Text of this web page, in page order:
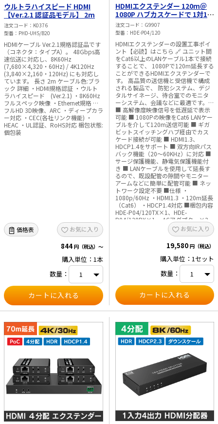
ウルトラハイスピード HDMI
【Ver.2.1 認証品モデル】 2m
注文コード
K0376
型番
PHD-UHS/B20
HDMIケーブル Ver.2.1規格認証品です
（コネクタ：タイプA）。 48Gbps高
速伝送に対応し、8K60Hz
(7,680×4,320・60Hz) / 4K120Hz
(3,840×2,160・120Hz) にも対応し
ています。 長さ 2m ケーブル色:ブラ
ック 詳細 ・HDMI規格認証 ・ウルト
ラハイスピード (Ver.2.1) ・8K60Hz
フルスペック映像 ・Ethernet規格 ・
フルHD 3D映像、ARC ・ディープカラ
ー対応 ・CEC(各社リンク機能) ・
HEAC ・UL認証、RoHS対応 梱包状態:
個包装
価格表 お気に入り
844 円（税込）～
購入単位：1本
数量：
HDMIエクステンダー 120m＠
1080P ハブカスケードで 1対1、
1対多通信対応
注文コード
G9907
型番
HDE-P04/120
HDMIエクステンダーの設置工事ポイ
ント【必読】はこちら 🔗 ユニット間
をCat6以上のLANケーブル1本で接続
することで、 1080Pで120m延長する
ことができるHDMIエクステンダーで
す。 高品質の送信機と受信機で構成
される製品で、 防犯システム、デジ
タルサイネージ、待合室でのモニタ
ーシステム、会議などに最適です。
■ 高解像度映像信号を低遅延で表示
可能 ■ 1080Pの映像をCat6 LANケー
ブルを介して120m送信可能 ■ ギガ
ビットスイッチングハブ経由でカス
ケード接続が可能 ■ HDMI1.3、
HDCP1.4をサポート ■ 双方向IRパス
バック機能（20～60KHz）に対応 ■
サージ保護機能、静電気保護機能付
き ■ LANケーブルを使用して延長す
るので、既設配管の隙間やモニター
アームなどに簡単に配管可能 ■ ネッ
トワーク設定不要 ■仕様 ・
1080p/60Hz ・HDMI1.3 ・120m延長
（Cat6） ・HDCP1.4対応 ■梱包内容
HDE-P04/120TX×1、HDE-
P04/120RX×1、 ACアダプター×2
、赤外線送信ケーブル×1、赤外線受
信ケーブル×1、取扱説明書 弊社取り
扱いHDMIエクステンダー比較表
お気に入り
19,580 円（税込）
購入単位：1セット
数量：